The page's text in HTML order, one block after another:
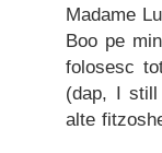
Madame
Boo pe
folosesc
(dap, I
alte